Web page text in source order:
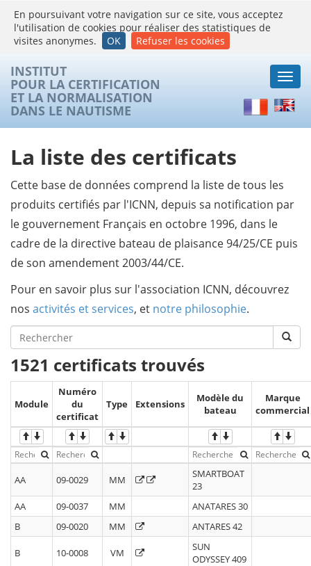
En poursuivant votre navigation sur ce site, vous acceptez
l'utilisation de cookies pour réaliser des statistiques de
visites anonymes.
OK Refuser les cookies
INSTITUT
POUR LA CERTIFICATION
ET LA NORMALISATION
DANS LE NAUTISME FrançaisEnglish
La liste des certificats
Cette base de données comprend la liste de tous les
produits certifiés par l'ICNN, depuis sa notification par
le gouvernement Français en octobre 1996, dans le
cadre de la directive bateau de plaisance 94/25/CE puis
de son amendement 2003/44/CE.
Pour en savoir plus sur l'association ICNN, découvrez
nos activités et services, et notre philosophie.
1521 certificats trouvés
Module
Numéro
du
certificat
Type Extensions
Modèle du
bateau
Marque
commercial
AA 09-0029 MM
SMARTBOAT
23
AA
09-0037 MM
ANATARES 30
B
09-0020 MM ANTARES 42
B 10-0008 VM
SUN
ODYSSEY 409